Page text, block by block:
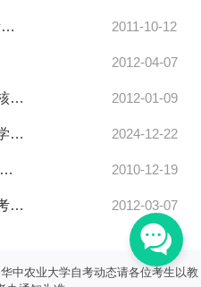
2011年10月华中农业大学自考考场查询时间 2011-10-12
2012-04-07
华中农业大学自考实践环节考核报名手续如何办理 2012-01-09
报名华中农业大学自考网络助学加分后，怎么做才能加到17分？ 2024-12-22
湖北2011年自考本科段专业报考资格 2010-12-19
华中农业大学自考网上报名的考生教材在何处购买 2012-03-07
中农业大学自考动态请各位考生以教